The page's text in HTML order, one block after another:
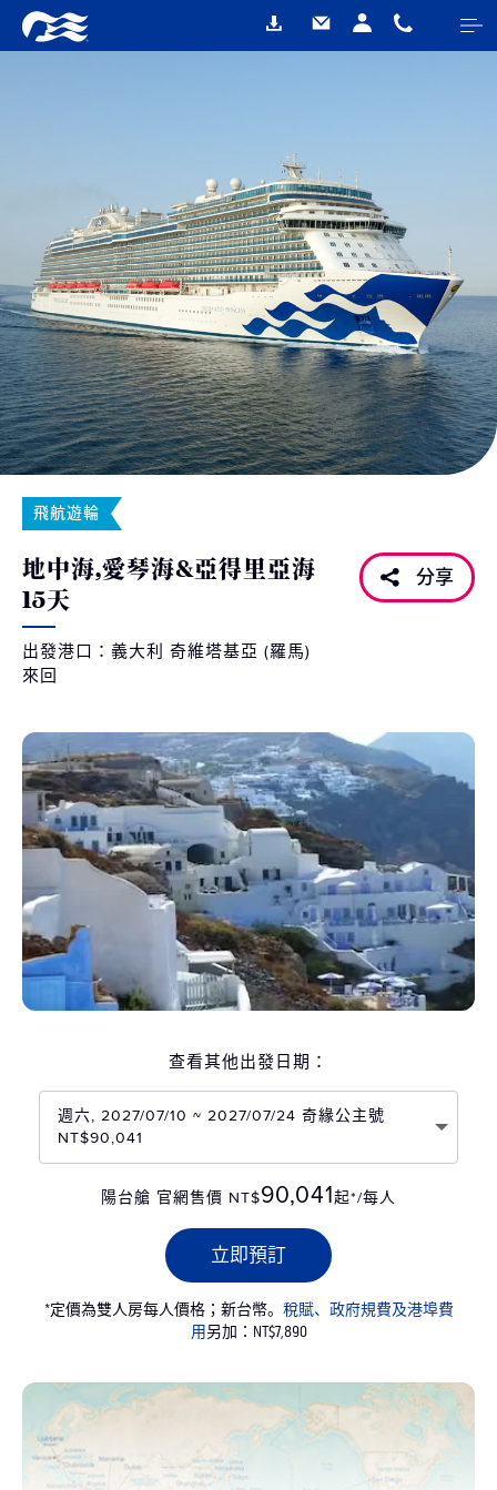
飛航遊輪
地中海,愛琴海&亞得里亞海
15天
出發港口：義大利 奇維塔基亞 (羅馬)
來回
分享
查看其他出發日期：
週六, 2027/07/10 ~ 2027/07/24 奇緣公主號
NT$90,041
陽台艙 官網售價 NT$90,041起*/每人
立即預訂
*定價為雙人房每人價格；新台幣。 稅賦、政府規費及港埠費
用另加：NT$7,890